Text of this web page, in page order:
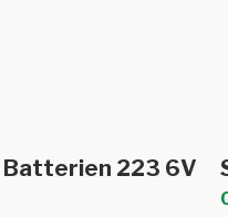
Warenkorb
Batterien 223 6V